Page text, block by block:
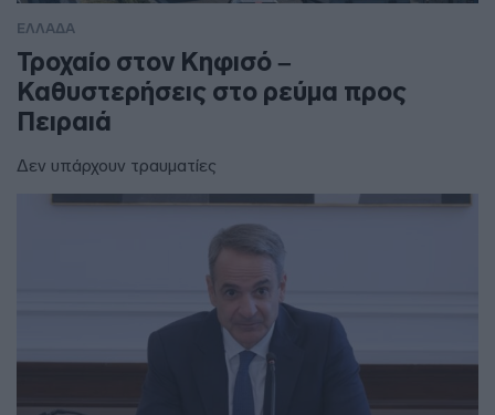
ΕΛΛΑΔΑ
Τροχαίο στον Κηφισό –
Καθυστερήσεις στο ρεύμα προς
Πειραιά
Δεν υπάρχουν τραυματίες